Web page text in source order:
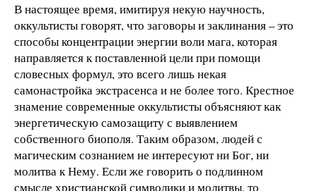
В настоящее время, имитируя некую научность,
оккультисты говорят, что заговоры и заклинания – это
способы концентрации энергии воли мага, которая
направляется к поставленной цели при помощи
словесных формул, это всего лишь некая
самонастройка экстрасенса и не более того. Крестное
знамение современные оккультисты объясняют как
энергетическую самозащиту с выявлением
собственного биополя. Таким образом, людей с
магическим сознанием не интересуют ни Бог, ни
молитва к Нему. Если же говорить о подлинном
смысле христианской символики и молитвы, то